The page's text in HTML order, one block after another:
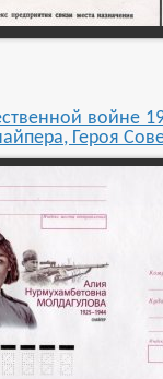
войне
Героя